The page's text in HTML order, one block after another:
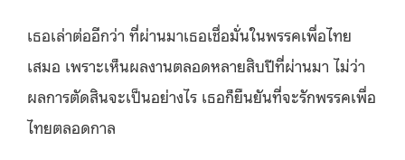
เธอเล่าต่ออีกว่า ที่ผ่านมาเธอเชื่อมั่นในพรรคเพื่อไทย
เสมอ เพราะเห็นผลงานตลอดหลายสิบปีที่ผ่านมา ไม่ว่า
ผลการตัดสินจะเป็นอย่างไร เธอก็ยืนยันที่จะรักพรรคเพื่อ
ไทยตลอดกาล